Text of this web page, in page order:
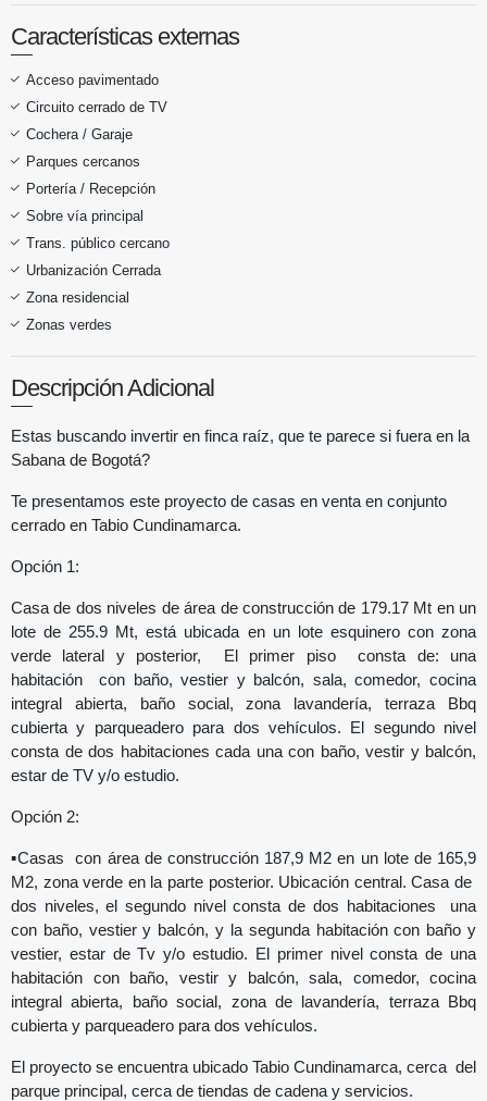
Características externas
Acceso pavimentado
Circuito cerrado de TV
Cochera / Garaje
Parques cercanos
Portería / Recepción
Sobre vía principal
Trans. público cercano
Urbanización Cerrada
Zona residencial
Zonas verdes
Descripción Adicional
Estas buscando invertir en finca raíz, que te parece si fuera en la
Sabana de Bogotá?
Te presentamos este proyecto de casas en venta en conjunto
cerrado en Tabio Cundinamarca.
Opción 1:
Casa de dos niveles de área de construcción de 179.17 Mt en un
lote de 255.9 Mt, está ubicada en un lote esquinero con zona
verde lateral y posterior, El primer piso consta de: una
habitación con baño, vestier y balcón, sala, comedor, cocina
integral abierta, baño social, zona lavandería, terraza Bbq
cubierta y parqueadero para dos vehículos. El segundo nivel
consta de dos habitaciones cada una con baño, vestir y balcón,
estar de TV y/o estudio.
Opción 2:
▪︎Casas con área de construcción 187,9 M2 en un lote de 165,9
M2, zona verde en la parte posterior. Ubicación central. Casa de
dos niveles, el segundo nivel consta de dos habitaciones una
con baño, vestier y balcón, y la segunda habitación con baño y
vestier, estar de Tv y/o estudio. El primer nivel consta de una
habitación con baño, vestir y balcón, sala, comedor, cocina
integral abierta, baño social, zona de lavandería, terraza Bbq
cubierta y parqueadero para dos vehículos.
El proyecto se encuentra ubicado Tabio Cundinamarca, cerca del
parque principal, cerca de tiendas de cadena y servicios.